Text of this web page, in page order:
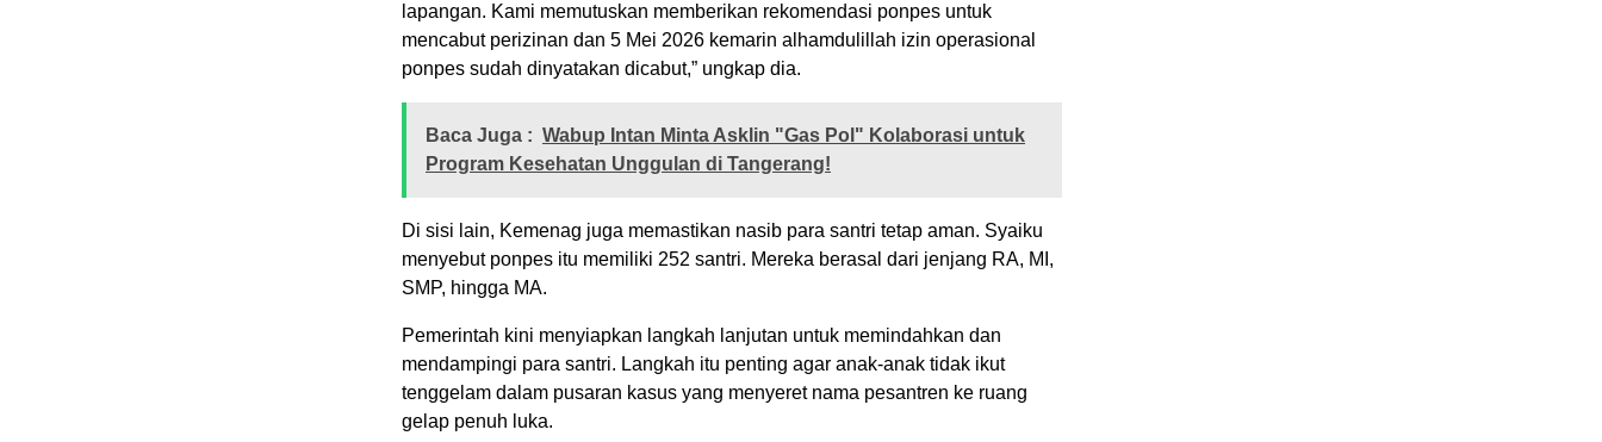
lapangan. Kami memutuskan memberikan rekomendasi ponpes untuk
mencabut perizinan dan 5 Mei 2026 kemarin alhamdulillah izin operasional
ponpes sudah dinyatakan dicabut,” ungkap dia.
Baca Juga : Wabup Intan Minta Asklin "Gas Pol" Kolaborasi untuk
Program Kesehatan Unggulan di Tangerang!
Di sisi lain, Kemenag juga memastikan nasib para santri tetap aman. Syaiku
menyebut ponpes itu memiliki 252 santri. Mereka berasal dari jenjang RA, MI,
SMP, hingga MA.
Pemerintah kini menyiapkan langkah lanjutan untuk memindahkan dan
mendampingi para santri. Langkah itu penting agar anak-anak tidak ikut
tenggelam dalam pusaran kasus yang menyeret nama pesantren ke ruang
gelap penuh luka.